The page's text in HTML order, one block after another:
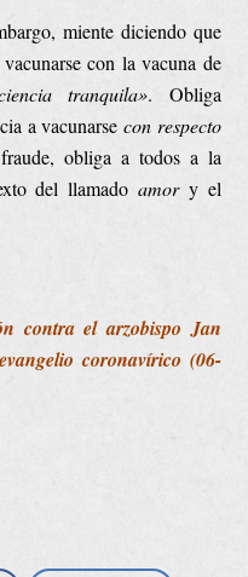
miente diciendo que
con la vacuna de
tranquila». Obliga
a vacunarse con respecto
obliga a todos a la
del llamado amory el
contra el arzobispo Jan
coronavírico (06-